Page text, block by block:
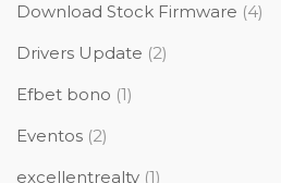
Download Stock Firmware (4)
Drivers Update (2)
Efbet bono (1)
Eventos (2)
excellentrealty (1)